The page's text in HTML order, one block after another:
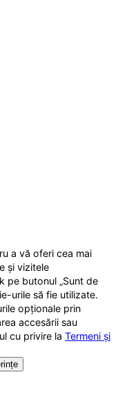
a vă oferi cea mai
și vizitele
pe butonul „Sunt de
urile să fie utilizate.
opționale prin
accesării sau
cu privire la Termeni și